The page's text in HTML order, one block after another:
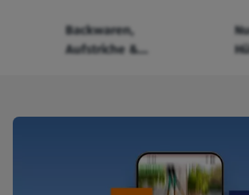
Backwaren,
Aufstriche &